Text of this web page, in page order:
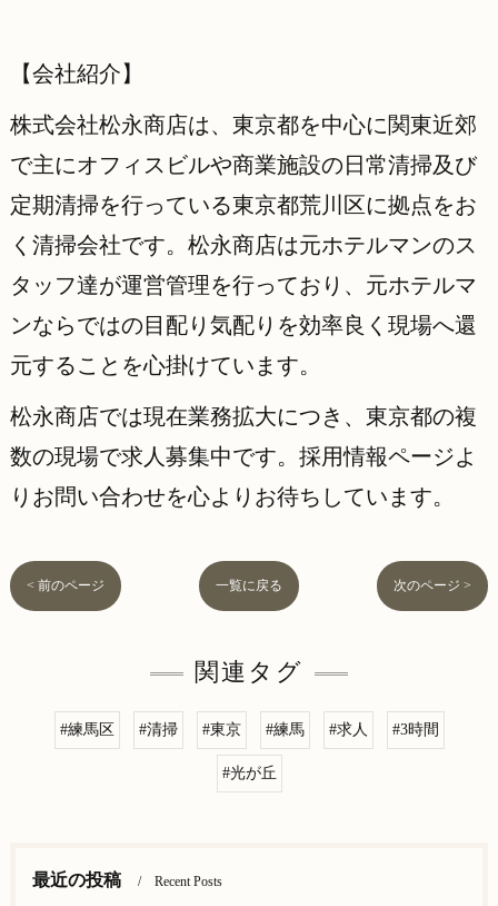
【会社紹介】
株式会社松永商店は、東京都を中心に関東近郊
で主にオフィスビルや商業施設の日常清掃及び
定期清掃を行っている東京都荒川区に拠点をお
く清掃会社です。松永商店は元ホテルマンのス
タッフ達が運営管理を行っており、元ホテルマ
ンならではの目配り気配りを効率良く現場へ還
元することを心掛けています。
松永商店では現在業務拡大につき、東京都の複
数の現場で求人募集中です。採用情報ページよ
りお問い合わせを心よりお待ちしています。
< 前のページ 一覧に戻る 次のページ >
関連タグ
#練馬区 #清掃 #東京 #練馬 #求人 #3時間
#光が丘
最近の投稿 Recent Posts